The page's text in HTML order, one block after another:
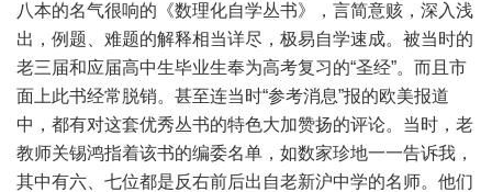
八本的名气很响的《数理化自学丛书》，言简意赅，深入浅
出，例题、难题的解释相当详尽，极易自学速成。被当时的
老三届和应届高中生毕业生奉为高考复习的“圣经”。而且市
面上此书经常脱销。甚至连当时“参考消息”报的欧美报道
中，都有对这套优秀丛书的特色大加赞扬的评论。当时，老
教师关锡鸿指着该书的编委名单，如数家珍地一一告诉我，
其中有六、七位都是反右前后出自老新沪中学的名师。他们